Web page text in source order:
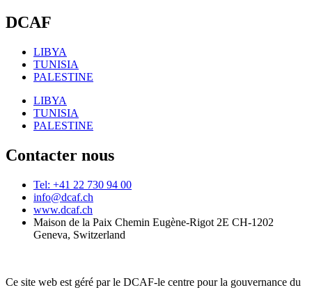
DCAF
LIBYA
TUNISIA
PALESTINE
LIBYA
TUNISIA
PALESTINE
Contacter nous
Tel: +41 22 730 94 00
info@dcaf.ch
www.dcaf.ch
Maison de la Paix Chemin Eugène-Rigot 2E CH-1202
Geneva, Switzerland
Ce site web est géré par le DCAF-le centre pour la gouvernance du